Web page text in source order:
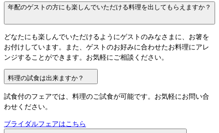
年配のゲストの方にも楽しんでいただける料理を出してもらえますか？
どなたにも楽しんでいただけるようにゲストのみなさまに、お箸を
お付けしています。また、ゲストのお好みに合わせたお料理にアレ
ンジすることができます。お気軽にご相談ください。
料理の試食は出来ますか？
試食付のフェアでは、料理のご試食が可能です。お気軽にお問い合
わせください。
ブライダルフェアはこちら